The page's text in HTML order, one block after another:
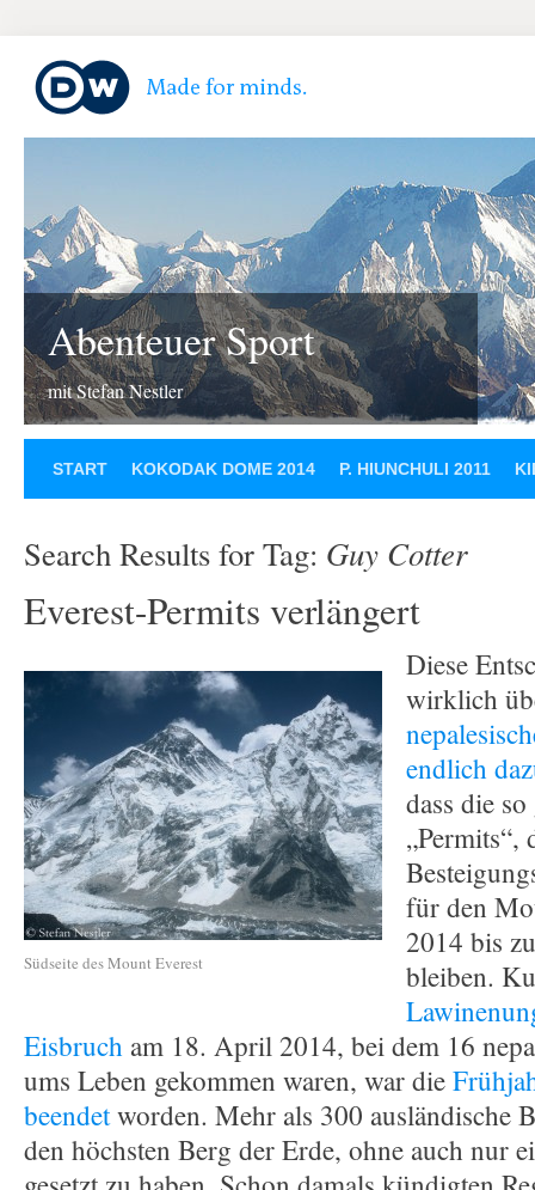
Abenteuer Sport
mit Stefan Nestler
START KOKODAK DOME 2014 P. HIUNCHULI 2011
Search Results for Tag: Guy Cotter
Everest-Permits verlängert
Südseite des Mount Everest
Diese
wirklich
endlich
dass die
„Permits“,
für den
2014 bis
bleiben.
Eisbruch am 18. April 2014, bei dem 16
ums Leben gekommen waren, war die
beendetworden. Mehr als 300 ausländische
den höchsten Berg der Erde, ohne auch nur